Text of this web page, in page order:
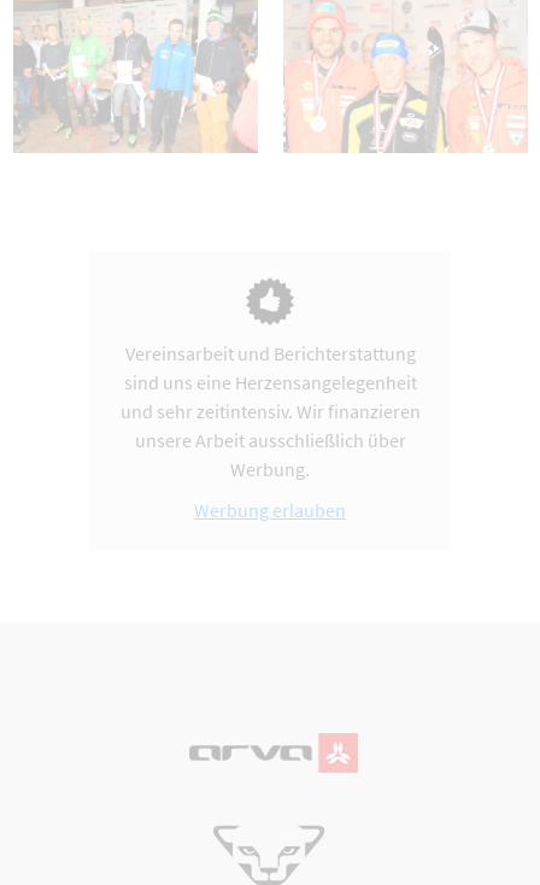
Vereinsarbeit und Berichterstattung
sind uns eine Herzensangelegenheit
und sehr zeitintensiv. Wir finanzieren
unsere Arbeit ausschließlich über
Werbung.
Werbung erlauben